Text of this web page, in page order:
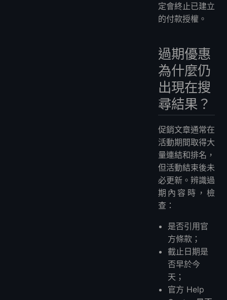
定會終止已建立
的付款授權。
過期優惠
為什麼仍
出現在搜
尋結果？
促銷文章通常在
活動期間取得大
量連結和排名，
但活動結束後未
必更新。辨識過
期內容時，檢
查：
是否引用官
方條款；
截止日期是
否早於今
天；
官方 Help